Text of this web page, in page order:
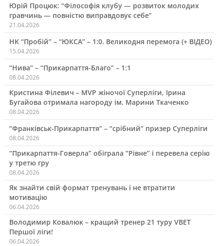
Юрій Процюк: “Філософія клубу — розвиток молодих
гравчинь — повністю виправдовує себе”
21.04.2026
НК “Пробій” – “ЮКСА” – 1:0. Великодня перемога (+ ВІДЕО)
15.04.2026
“Нива” – “Прикарпаття-Благо” – 1:1
08.04.2026
Кристина Філевич – MVP жіночої Суперліги, Ірина
Бугайова отримала нагороду ім. Марини Ткаченко
08.04.2026
“Франківськ-Прикарпаття” – “срібний” призер Суперліги
08.04.2026
“Прикарпаття-Говерла” обіграла “Рівне” і перевела серію
у третю гру
08.04.2026
Як знайти свій формат тренувань і не втратити
мотивацію
06.04.2026
Володимир Ковалюк – кращий тренер 21 туру VBET
Першої ліги!
06.04.2026